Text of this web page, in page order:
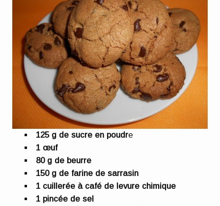
125 g de sucre en poudre
1 œuf
80 g de beurre
150 g de farine de sarrasin
1 cuillerée à café de levure chimique
1 pincée de sel